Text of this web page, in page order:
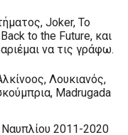
Joker, To
to the Future, και
να τις γράφω.
Λουκιανός,
Madrugada
2011-2020